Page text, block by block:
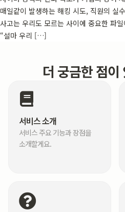
매일같이 발생하는 해킹 시도, 직원의 실
사고는 우리도 모르는 사이에 중요한 파
“설마 우리 […]
더 궁금한 점이
서비스 소개
서비스 주요 기능과 장점을
소개할게요.